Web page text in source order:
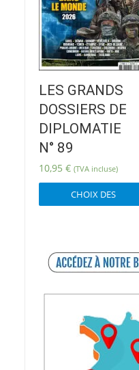
LES GRANDS
DOSSIERS DE
DIPLOMATIE
N° 89
10,95 € (TVA incluse)
CHOIX DES